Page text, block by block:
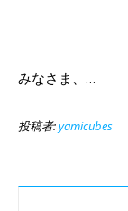
みなさま、…
投稿者:yamicubes